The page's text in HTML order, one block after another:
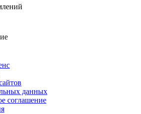
данных
соглашение